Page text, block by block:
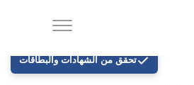
تحقق من الشهادات والبطاقات